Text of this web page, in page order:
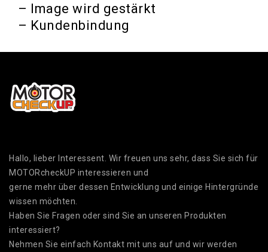
– Image wird gestärkt
– Kundenbindung
Hallo, lieber Interessent. Wir freuen uns sehr, dass Sie sich für
MOTORcheckUP interessieren und
gerne mehr über dessen Entwicklung und einige Hintergründe
wissen möchten.
Haben Sie Fragen oder sind Sie an unseren Produkten
interessiert?
Nehmen Sie einfach Kontakt mit uns auf und wir werden